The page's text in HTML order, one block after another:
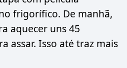
frigorífico. De manhã,
aquecer uns 45
assar. Isso até traz mais